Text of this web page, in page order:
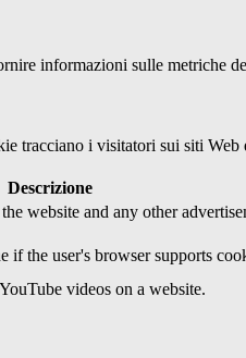
informazioni sulle metriche
tracciano i visitatori sui siti
Descrizione
website and any other
if the user's browser supports
videos on a website.